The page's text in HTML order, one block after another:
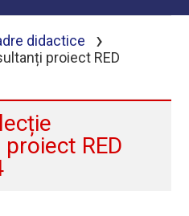
didactice ›
proiect RED
RED